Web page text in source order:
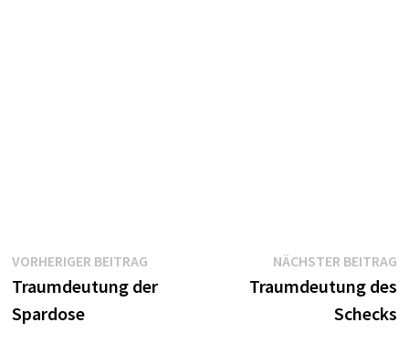
Beitragsnavigation
VORHERIGER BEITRAGVorheriger
Beitrag:
Traumdeutung der
Spardose
NÄCHSTER BEITRAG
Traumdeutung des
Schecks